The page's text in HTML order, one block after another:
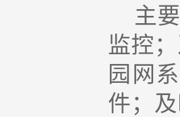
主
监控
园网
件；